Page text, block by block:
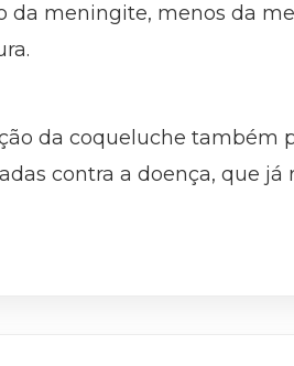
da meningite, menos da
da coqueluche também
contra a doença, que já